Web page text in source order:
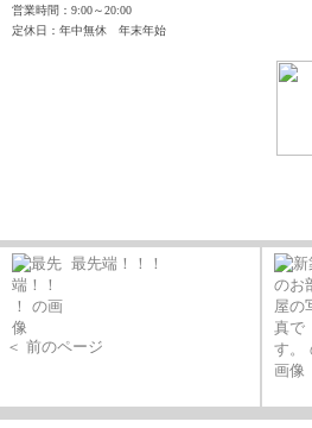
営業時間：9:00～20:00
定休日：年中無休 年末年始
最先端！！！
＜ 前のページ